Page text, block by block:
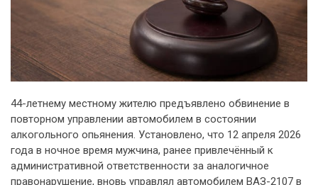
44-летнему местному жителю предъявлено обвинение в
повторном управлении автомобилем в состоянии
алкогольного опьянения. Установлено, что 12 апреля 2026
года в ночное время мужчина, ранее привлечённый к
административной ответственности за аналогичное
правонарушение, вновь управлял автомобилем ВАЗ-2107 в